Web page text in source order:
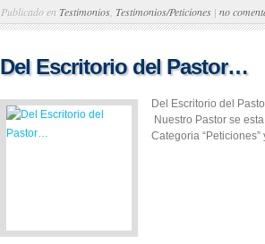
Publicado en Testimonios Testimonios/Peticiones | no
Del Escritorio del Pastor…
Del Escritorio del
Nuestro Pastor se
Categoria